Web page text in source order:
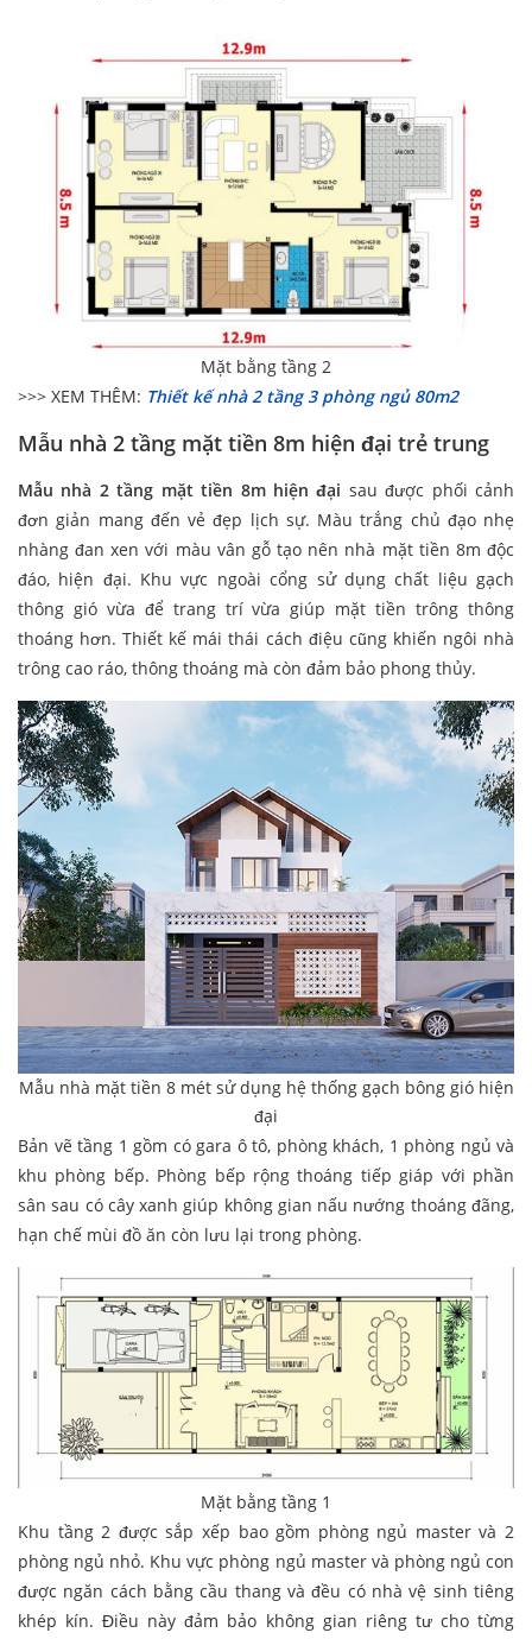
Mặt bằng tầng 2
>>> XEM THÊM: Thiết kế nhà 2 tầng 3 phòng ngủ 80m2
Mẫu nhà 2 tầng mặt tiền 8m hiện đại trẻ trung
Mẫu nhà 2 tầng mặt tiền 8m hiện đại sau được phối cảnh
đơn giản mang đến vẻ đẹp lịch sự. Màu trắng chủ đạo nhẹ
nhàng đan xen với màu vân gỗ tạo nên nhà mặt tiền 8m độc
đáo, hiện đại. Khu vực ngoài cổng sử dụng chất liệu gạch
thông gió vừa để trang trí vừa giúp mặt tiền trông thông
thoáng hơn. Thiết kế mái thái cách điệu cũng khiến ngôi nhà
trông cao ráo, thông thoáng mà còn đảm bảo phong thủy.
Mẫu nhà mặt tiền 8 mét sử dụng hệ thống gạch bông gió hiện
đại
Bản vẽ tầng 1 gồm có gara ô tô, phòng khách, 1 phòng ngủ và
khu phòng bếp. Phòng bếp rộng thoáng tiếp giáp với phần
sân sau có cây xanh giúp không gian nấu nướng thoáng đãng,
hạn chế mùi đồ ăn còn lưu lại trong phòng.
Mặt bằng tầng 1
Khu tầng 2 được sắp xếp bao gồm phòng ngủ master và 2
phòng ngủ nhỏ. Khu vực phòng ngủ master và phòng ngủ con
được ngăn cách bằng cầu thang và đều có nhà vệ sinh tiêng
khép kín. Điều này đảm bảo không gian riêng tư cho từng